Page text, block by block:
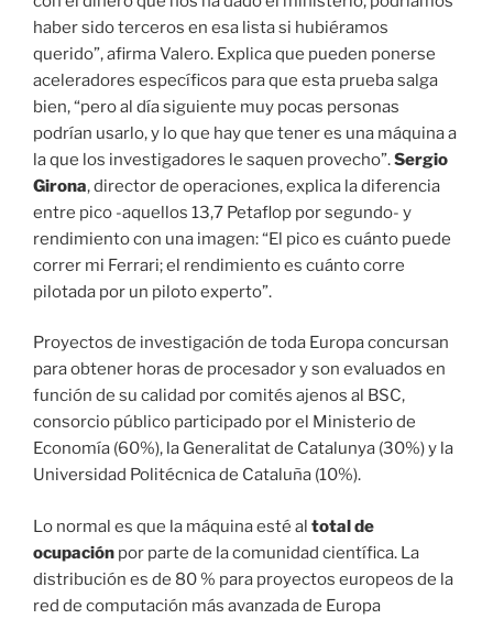
haber sido terceros en esa lista si hubiéramos
querido”, afirma Valero. Explica que pueden ponerse
aceleradores específicos para que esta prueba salga
bien, “pero al día siguiente muy pocas personas
podrían usarlo, y lo que hay que tener es una máquina a
la que los investigadores le saquen provecho”.Sergio
Girona, director de operaciones, explica la diferencia
entre pico -aquellos 13,7 Petaflop por segundo- y
rendimiento con una imagen: “El pico es cuánto puede
correr mi Ferrari; el rendimiento es cuánto corre
pilotada por un piloto experto”.
Proyectos de investigación de toda Europa concursan
para obtener horas de procesador y son evaluados en
función de su calidad por comités ajenos al BSC,
consorcio público participado por el Ministerio de
Economía (60%), la Generalitat de Catalunya (30%) y la
Universidad Politécnica de Cataluña (10%).
Lo normal es que la máquina esté al total de
ocupación por parte de la comunidad científica. La
distribución es de 80 % para proyectos europeos de la
red de computación más avanzada de Europa